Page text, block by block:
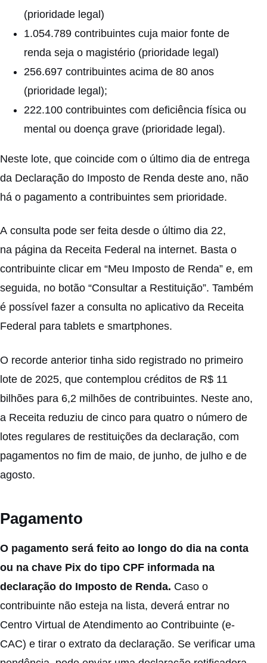
(prioridade legal)
1.054.789 contribuintes cuja maior fonte de
renda seja o magistério (prioridade legal)
256.697 contribuintes acima de 80 anos
(prioridade legal);
222.100 contribuintes com deficiência física ou
mental ou doença grave (prioridade legal).
Neste lote, que coincide com o último dia de entrega
da Declaração do Imposto de Renda deste ano, não
há o pagamento a contribuintes sem prioridade.
A consulta pode ser feita desde o último dia 22,
na página da Receita Federal na internet. Basta o
contribuinte clicar em “Meu Imposto de Renda” e, em
seguida, no botão “Consultar a Restituição”. Também
é possível fazer a consulta no aplicativo da Receita
Federal para tablets e smartphones.
O recorde anterior tinha sido registrado no primeiro
lote de 2025, que contemplou créditos de R$ 11
bilhões para 6,2 milhões de contribuintes. Neste ano,
a Receita reduziu de cinco para quatro o número de
lotes regulares de restituições da declaração, com
pagamentos no fim de maio, de junho, de julho e de
agosto.
Pagamento
O pagamento será feito ao longo do dia na conta
ou na chave Pix do tipo CPF informada na
declaração do Imposto de Renda. Caso o
contribuinte não esteja na lista, deverá entrar no
Centro Virtual de Atendimento ao Contribuinte (e-
CAC) e tirar o extrato da declaração. Se verificar uma